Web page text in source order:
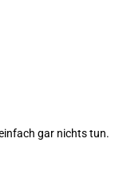
gar nichts tun.